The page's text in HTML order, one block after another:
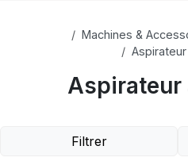
Machines &
Aspirateur
Filtrer